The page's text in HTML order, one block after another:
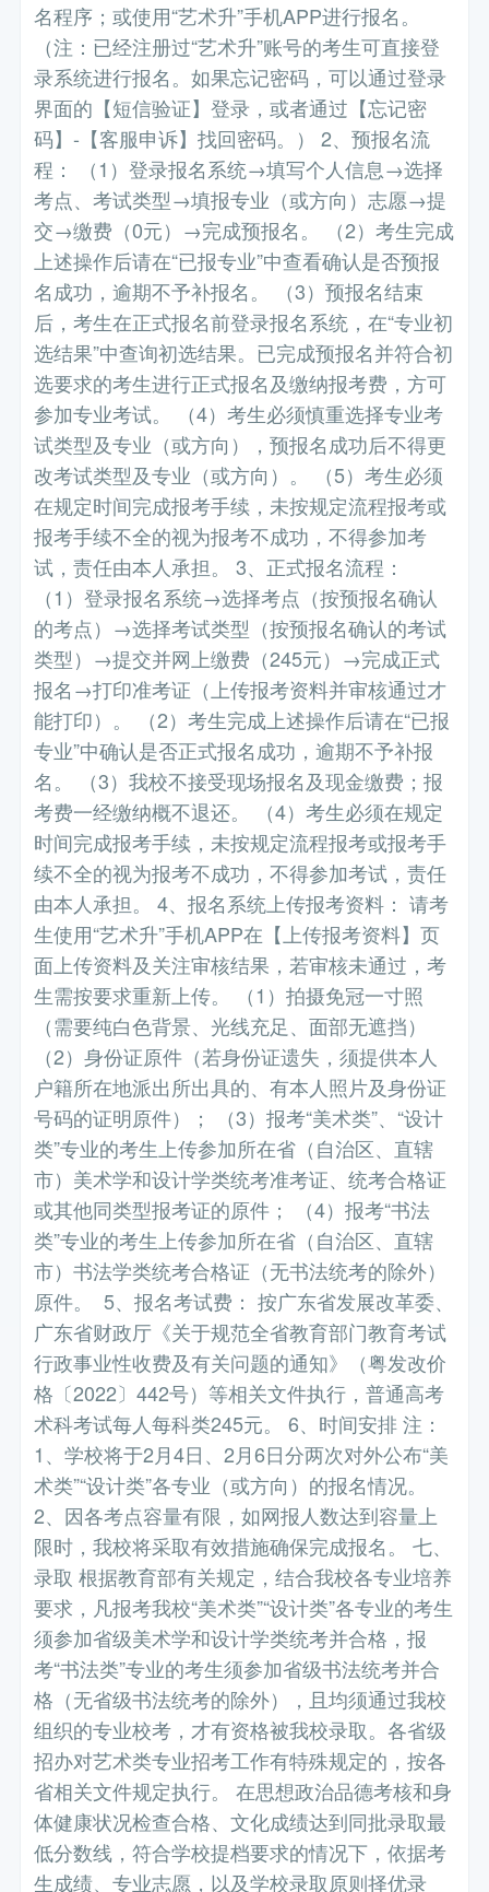
名程序；或使用“艺术升”手机APP进行报名。
（注：已经注册过“艺术升”账号的考生可直接登
录系统进行报名。如果忘记密码，可以通过登录
界面的【短信验证】登录，或者通过【忘记密
码】-【客服申诉】找回密码。） 2、预报名流
程： （1）登录报名系统→填写个人信息→选择
考点、考试类型→填报专业（或方向）志愿→提
交→缴费（0元）→完成预报名。 （2）考生完成
上述操作后请在“已报专业”中查看确认是否预报
名成功，逾期不予补报名。 （3）预报名结束
后，考生在正式报名前登录报名系统，在“专业初
选结果”中查询初选结果。已完成预报名并符合初
选要求的考生进行正式报名及缴纳报考费，方可
参加专业考试。 （4）考生必须慎重选择专业考
试类型及专业（或方向），预报名成功后不得更
改考试类型及专业（或方向）。 （5）考生必须
在规定时间完成报考手续，未按规定流程报考或
报考手续不全的视为报考不成功，不得参加考
试，责任由本人承担。 3、正式报名流程：
（1）登录报名系统→选择考点（按预报名确认
的考点）→选择考试类型（按预报名确认的考试
类型）→提交并网上缴费（245元）→完成正式
报名→打印准考证（上传报考资料并审核通过才
能打印）。 （2）考生完成上述操作后请在“已报
专业”中确认是否正式报名成功，逾期不予补报
名。 （3）我校不接受现场报名及现金缴费；报
考费一经缴纳概不退还。 （4）考生必须在规定
时间完成报考手续，未按规定流程报考或报考手
续不全的视为报考不成功，不得参加考试，责任
由本人承担。 4、报名系统上传报考资料： 请考
生使用“艺术升”手机APP在【上传报考资料】页
面上传资料及关注审核结果，若审核未通过，考
生需按要求重新上传。 （1）拍摄免冠一寸照
（需要纯白色背景、光线充足、面部无遮挡）
（2）身份证原件（若身份证遗失，须提供本人
户籍所在地派出所出具的、有本人照片及身份证
号码的证明原件）； （3）报考“美术类”、“设计
类”专业的考生上传参加所在省（自治区、直辖
市）美术学和设计学类统考准考证、统考合格证
或其他同类型报考证的原件； （4）报考“书法
类”专业的考生上传参加所在省（自治区、直辖
市）书法学类统考合格证（无书法统考的除外）
原件。 5、报名考试费： 按广东省发展改革委、
广东省财政厅《关于规范全省教育部门教育考试
行政事业性收费及有关问题的通知》（粤发改价
格〔2022〕442号）等相关文件执行，普通高考
术科考试每人每科类245元。 6、时间安排 注：
1、学校将于2月4日、2月6日分两次对外公布“美
术类”“设计类”各专业（或方向）的报名情况。
2、因各考点容量有限，如网报人数达到容量上
限时，我校将采取有效措施确保完成报名。 七、
录取 根据教育部有关规定，结合我校各专业培养
要求，凡报考我校“美术类”“设计类”各专业的考生
须参加省级美术学和设计学类统考并合格，报
考“书法类”专业的考生须参加省级书法统考并合
格（无省级书法统考的除外），且均须通过我校
组织的专业校考，才有资格被我校录取。各省级
招办对艺术类专业招考工作有特殊规定的，按各
省相关文件规定执行。 在思想政治品德考核和身
体健康状况检查合格、文化成绩达到同批录取最
低分数线，符合学校提档要求的情况下，依据考
生成绩、专业志愿，以及学校录取原则择优录